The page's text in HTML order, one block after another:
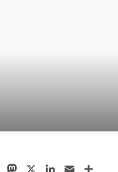
FacebookMastodonLinkedIn
Email